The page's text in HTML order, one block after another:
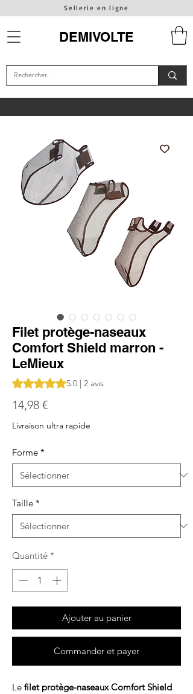
Sellerie en ligne
DEMIVOLTE
Filet protège-naseaux
Comfort Shield marron -
LeMieux
La note est de 5.0 sur cinq étoiles selon 2
5.0 | 2 avis
14,98 €Prix
Livraison ultra rapide
Forme *
Taille *
Quantité *
Ajouter au panier
Commander et payer
Le filet protège-naseaux Comfort Shield